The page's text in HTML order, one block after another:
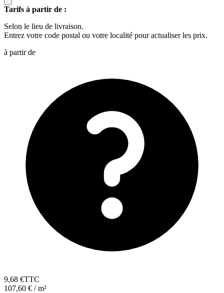
Tarifs à partir de :
Selon le lieu de livraison.
Entrez votre code postal ou votre localité pour actualiser les prix.
à partir de
9,68 €TTC
107,60 € / m²